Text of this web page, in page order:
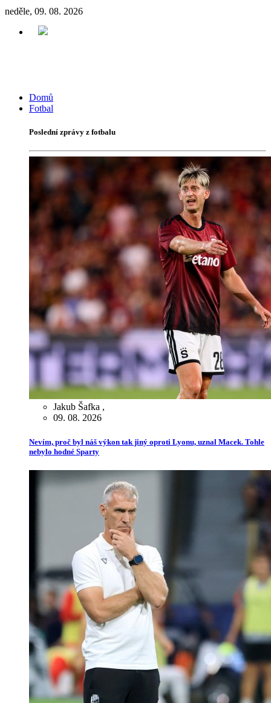
neděle, 09. 08. 2026
Domů
Fotbal
Poslední zprávy z fotbalu
Jakub Šafka ,
09. 08. 2026
Nevím, proč byl náš výkon tak jiný oproti Lyonu, uznal Macek. Tohle
nebylo hodné Sparty